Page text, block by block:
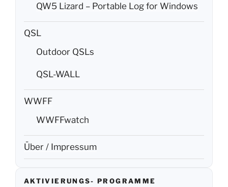
QW5 Lizard – Portable Log for Windows
QSL
Outdoor QSLs
QSL-WALL
WWFF
WWFFwatch
Über / Impressum
AKTIVIERUNGS- PROGRAMME